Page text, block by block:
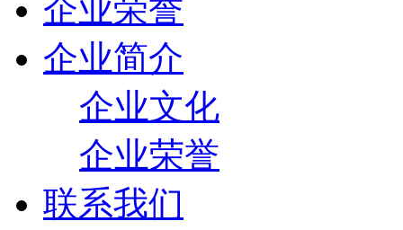
企业荣誉
企业简介
企业文化
企业荣誉
联系我们